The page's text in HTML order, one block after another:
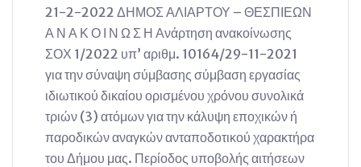
21-2-2022 ΔΗΜΟΣ ΑΛΙΑΡΤΟΥ – ΘΕΣΠΙΕΩΝ
Α Ν Α Κ Ο Ι Ν Ω Σ Η Ανάρτηση ανακοίνωσης
ΣΟΧ 1/2022 υπ’ αριθμ. 10164/29-11-2021
για την σύναψη σύμβασης σύμβαση εργασίας
ιδιωτικού δικαίου ορισμένου χρόνου συνολικά
τριών (3) ατόμων για την κάλυψη εποχικών ή
παροδικών αναγκών ανταποδοτικού χαρακτήρα
του Δήμου μας. Περίοδος υποβολής αιτήσεων